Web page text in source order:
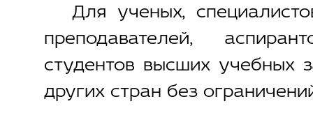
Для ученых,
преподавателей,
студентов высших учебных
других стран без